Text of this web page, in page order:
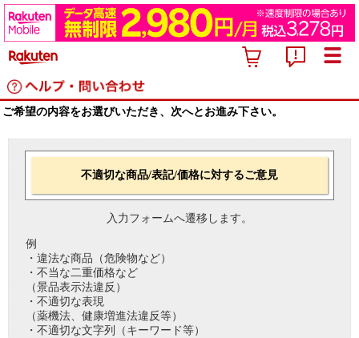
ご希望の内容をお選びいただき、次へとお進み下さい。
不適切な商品/表記/価格に対するご意見
入力フォームへ遷移します。
例
・違法な商品（危険物など）
・不当な二重価格など
（景品表示法違反）
・不適切な表現
（薬機法、健康増進法違反等）
・不適切な文字列（キーワード等）